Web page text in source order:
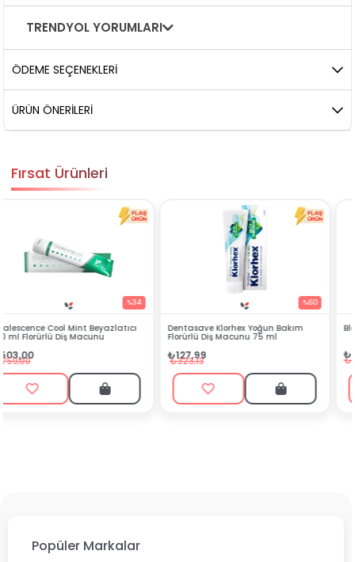
TRENDYOL YORUMLARI
ÖDEME SEÇENEKLERI
ÜRÜN ÖNERILERI
Fırsat Ürünleri
Dentasave Klorhex Yoğun Bakım
Florürlü Diş Macunu 75 ml
₺127,99
₺323,13
Black Berry Bitkisel Sprey 25 ml
₺90,99
₺199,90
Popüler Markalar